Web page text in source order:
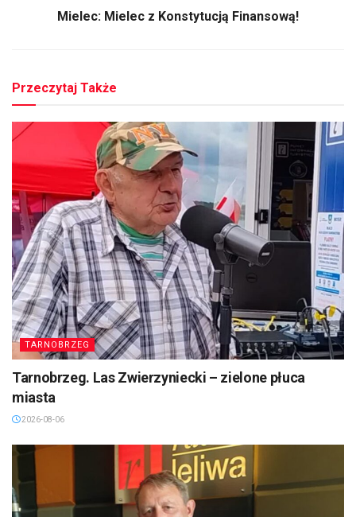
Mielec: Mielec z Konstytucją Finansową!
Przeczytaj Także
TARNOBRZEG
Tarnobrzeg. Las Zwierzyniecki – zielone płuca
miasta
2026-08-06